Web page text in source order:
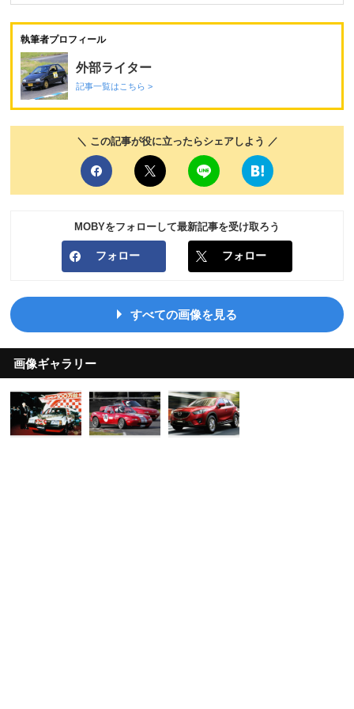
執筆者プロフィール
外部ライター
記事一覧はこちら >
＼ この記事が役に立ったらシェアしよう ／
MOBYをフォローして最新記事を受け取ろう
フォロー フォロー
すべての画像を見る
画像ギャラリー